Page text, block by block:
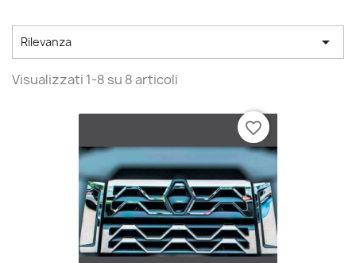
Rilevanza 
Visualizzati 1-8 su 8 articoli
favorite_border